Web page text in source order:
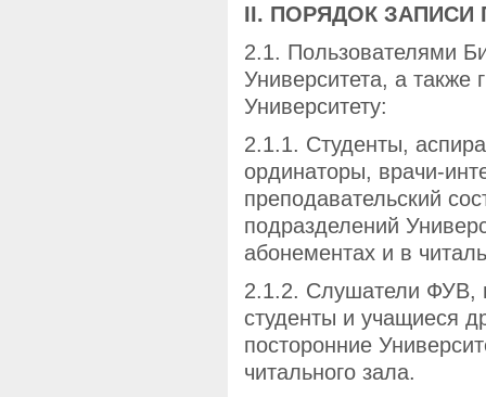
II. ПОРЯДОК ЗАПИСИ
2.1. Пользователями
Университета, а также
Университету:
2.1.1. Студенты,
ординаторы, врачи-
преподавательский
подразделений
абонементах и в
2.1.2. Слушатели ФУВ,
студенты и учащиеся
посторонние
читального зала.